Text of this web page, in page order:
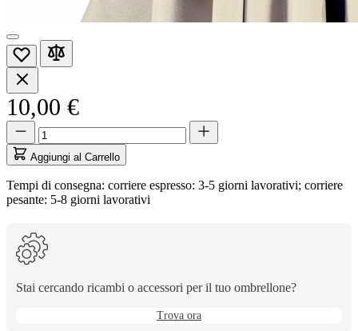
10,00 €
Quantità
aggiornata
1
Quantità
Aggiungi al Carrello
Tempi di consegna: corriere espresso: 3-5 giorni lavorativi; corriere
pesante: 5-8 giorni lavorativi
Stai cercando ricambi o accessori per il tuo ombrellone?
Trova ora